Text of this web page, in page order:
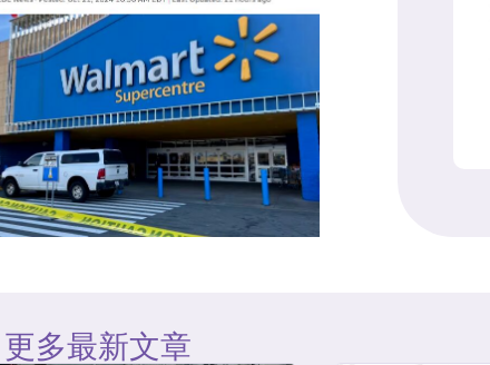
更多最新文章